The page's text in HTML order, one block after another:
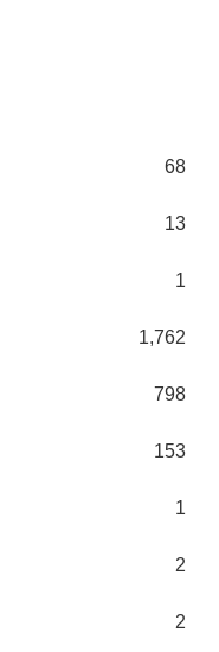
68
13
1
1,762
798
153
1
2
2